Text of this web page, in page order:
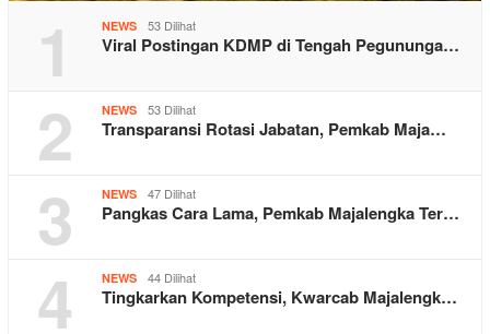
1 NEWS 53 Dilihat
Viral Postingan KDMP di Tengah Pegununga…
2 NEWS 53 Dilihat
Transparansi Rotasi Jabatan, Pemkab Maja…
3 NEWS 47 Dilihat
Pangkas Cara Lama, Pemkab Majalengka Ter…
4 NEWS 44 Dilihat
Tingkarkan Kompetensi, Kwarcab Majalengk…